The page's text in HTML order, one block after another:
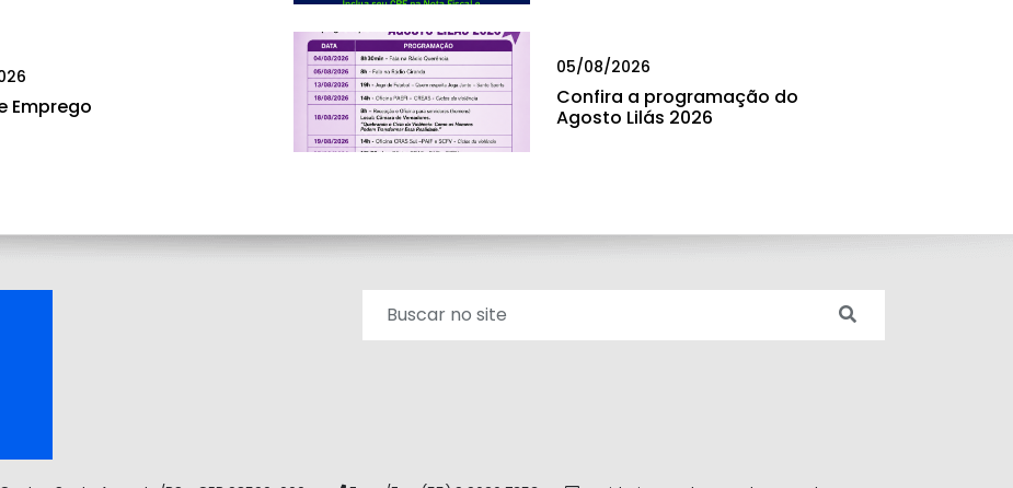
Emprego
05/08/2026
Confira a programação do
Agosto Lilás 2026